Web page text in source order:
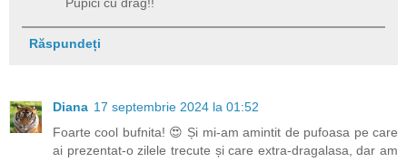
Răspundeți
Diana 17 septembrie 2024 la 01:52
Foarte cool bufnita! 😍 Și mi-am amintit de pufoasa pe care
ai prezentat-o zilele trecute și care extra-dragalasa, dar am